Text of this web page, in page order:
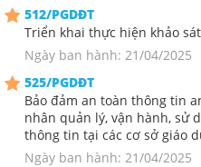
512/PGDĐT
Triển khai thực hiện khảo
Ngày ban hành: 21/04/2025
525/PGDĐT
Bảo đảm an toàn thông tin
nhân quản lý, vận hành, sử
thông tin tại các cơ sở giáo
Ngày ban hành: 21/04/2025